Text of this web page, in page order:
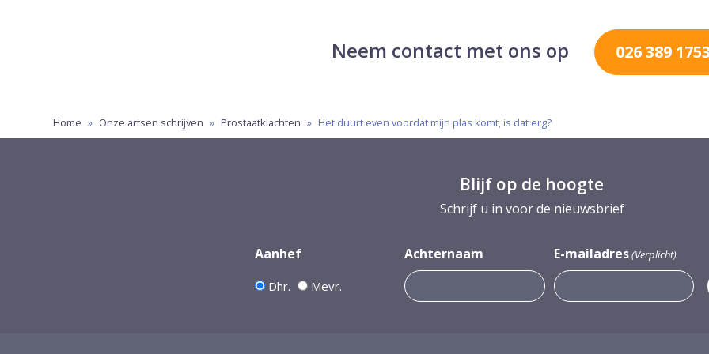
Neem contact met ons op 026 389
Home » Onze artsen schrijven » Prostaatklachten » Het duurt even voordat mijn plas komt, is dat erg?
Blijf op de hoogte
Schrijf u in voor de nieuwsbrief
Aanhef
Dhr. Mevr.
Achternaam E-mailadres(Verplicht)